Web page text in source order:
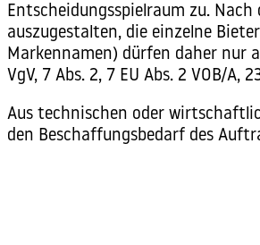
Entscheidungsspielraum zu.
auszugestalten, die einzelne
Markennamen) dürfen daher nur
VgV, 7 Abs. 2, 7 EU Abs. 2 VOB/A,
Aus technischen oder
den Beschaffungsbedarf des